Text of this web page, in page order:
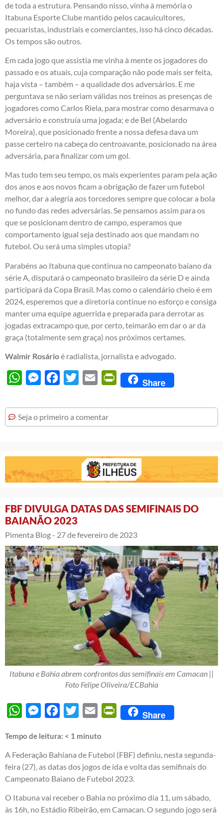
de toda a estrutura. Pensando nisso, vinha à memória o
Itabuna Esporte Clube mantido pelos cacauicultores,
pecuaristas, industriais e comerciantes, isso há cinco décadas.
Os tempos são outros.
Em cada jogo que assistia me vinha à mente os jogadores do
passado e os atuais, cuja comparação não pode mais ser feita,
haja vista – também – a qualidade dos adversários. E me
perguntava se não seriam válidas nos treinos as presenças de
jogadores como Carlos Riela, para mostrar como desarmava o
adversário e construía uma jogada; e de Bel (Abelardo
Moreira), que posicionado frente a nossa defesa dava um
passe certeiro na cabeça do centroavante, posicionado na área
adversária, para finalizar com um gol.
Mas tudo tem seu tempo, os mais experientes param pela ação
dos anos e aos novos ficam a obrigação de fazer um futebol
melhor, dar a alegria aos torcedores sempre que colocar a bola
no fundo das redes adversárias. Se pensamos assim para os
que se posicionam dentro de campo, esperamos que
comportamento igual seja destinado aos que mandam no
futebol. Ou será uma simples utopia?
Parabéns ao Itabuna que continua no campeonato baiano da
série A, disputará o campeonato brasileiro da série D e ainda
participará da Copa Brasil. Mas como o calendário cheio é em
2024, esperemos que a diretoria continue no esforço e consiga
manter uma equipe aguerrida e preparada para derrotar as
jogadas extracampo que, por certo, teimarão em dar o ar da
graça (totalmente sem graça) nos próximos certames.
Walmir Rosárioé radialista, jornalista e advogado.
WhatsAppMessengerFacebook
Twitter Email PrintFriendly
Share
Seja o primeiro a comentar
FBF DIVULGA DATAS DAS SEMIFINAIS DO
BAIANÃO 2023
Pimenta Blog - 27 de fevereiro de 2023
Itabuna e Bahia abrem confrontos das semifinais em Camacan ||
Foto Felipe Oliveira/ECBahia
WhatsAppMessengerFacebook
Twitter Email PrintFriendly
Share
Tempo de leitura: < 1 minuto
A Federação Bahiana de Futebol (FBF) definiu, nesta segunda-
feira (27), as datas dos jogos de ida e volta das semifinais do
Campeonato Baiano de Futebol 2023.
O Itabuna vai receber o Bahia no próximo dia 11, um sábado,
às 16h, no Estádio Ribeirão, em Camacan. O segundo jogo será